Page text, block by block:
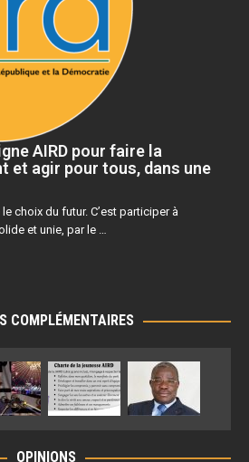
AIRD pour faire la
et agir pour tous, dans une
le choix du futur. C’est participer à
et unie, par le …
COMPLÉMENTAIRES
OPINIONS